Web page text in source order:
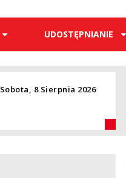
UDOSTĘPNIANIE
Sobota, 8 Sierpnia 2026